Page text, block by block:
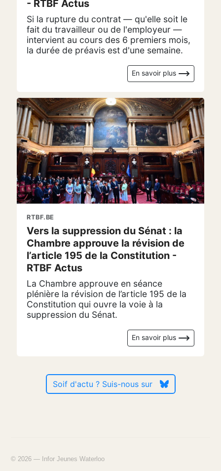
- RTBF Actus
Si la rupture du contrat — qu'elle soit le
fait du travailleur ou de l'employeur —
intervient au cours des 6 premiers mois,
la durée de préavis est d'une semaine.
En savoir plus
RTBF.BE
Vers la suppression du Sénat : la
Chambre approuve la révision de
l’article 195 de la Constitution -
RTBF Actus
La Chambre approuve en séance
plénière la révision de l’article 195 de la
Constitution qui ouvre la voie à la
suppression du Sénat.
En savoir plus
Soif d'actu ? Suis-nous sur
© 2026 — Infor Jeunes Waterloo